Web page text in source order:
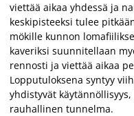
viettää aikaa yhdessä ja
keskipisteeksi tulee
mökille kunnon
kaveriksi suunnitellaan
rennosti ja viettää aikaa
Lopputuloksena syntyy
yhdistyvät
rauhallinen tunnelma.